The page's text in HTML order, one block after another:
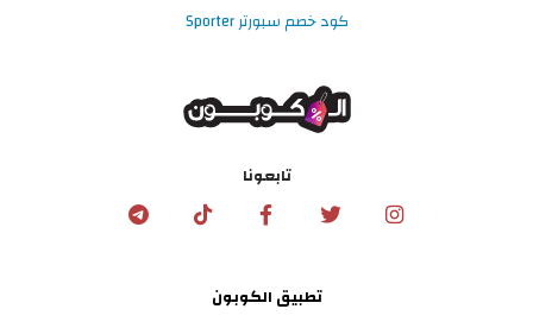
كود خصم سبورتر Sporter
تابعونا
تطبيق الكوبون